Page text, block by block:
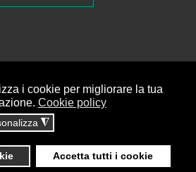
i cookie per migliorare la tua
Cookie policy
◮
Accetta tutti i cookie
-Partita IVA:
Fatturazione elettronica: